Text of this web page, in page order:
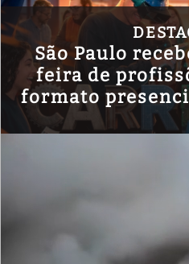
São Paulo
feira de
formato